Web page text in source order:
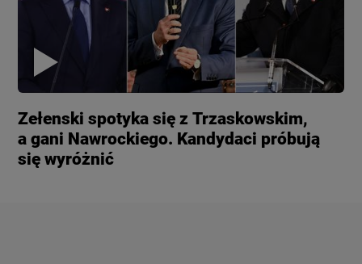
Zełenski spotyka się z Trzaskowskim,
a gani Nawrockiego. Kandydaci próbują
się wyróżnić